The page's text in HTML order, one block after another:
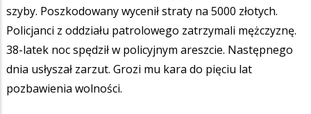
szyby. Poszkodowany wycenił straty na 5000 złotych.
Policjanci z oddziału patrolowego zatrzymali mężczyznę.
38-latek noc spędził w policyjnym areszcie. Następnego
dnia usłyszał zarzut. Grozi mu kara do pięciu lat
pozbawienia wolności.